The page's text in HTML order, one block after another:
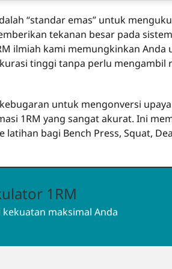
“standar emas” untuk
tekanan besar pada
ilmiah kami memungkinkan Anda
tinggi tanpa perlu mengambil
untuk mengonversi
1RM yang sangat akurat. Ini
bagi Bench Press, Squat,
1RM
maksimal Anda